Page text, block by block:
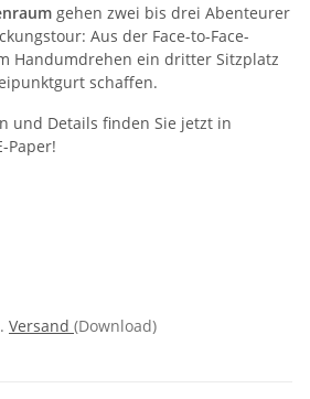
gehen zwei bis drei Abenteurer
Aus der Face-to-Face-
Handumdrehen ein dritter Sitzplatz
schaffen.
und Details finden Sie jetzt in
Paper!
Versand (Download)